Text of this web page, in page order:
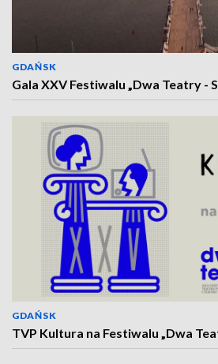
GDAŃSK
Gala XXV Festiwalu „Dwa Teatry -
GDAŃSK
TVP Kultura na Festiwalu „Dwa